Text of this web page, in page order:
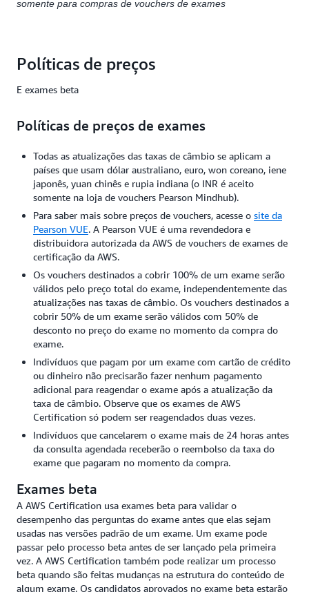
somente para compras de vouchers de exames
Políticas de preços
E exames beta
Políticas de preços de exames
Todas as atualizações das taxas de câmbio se aplicam a
países que usam dólar australiano, euro, won coreano, iene
japonês, yuan chinês e rupia indiana (o INR é aceito
somente na loja de vouchers Pearson Mindhub).
Para saber mais sobre preços de vouchers, acesse o site da
Pearson VUE. A Pearson VUE é uma revendedora e
distribuidora autorizada da AWS de vouchers de exames de
certificação da AWS.
Os vouchers destinados a cobrir 100% de um exame serão
válidos pelo preço total do exame, independentemente das
atualizações nas taxas de câmbio. Os vouchers destinados a
cobrir 50% de um exame serão válidos com 50% de
desconto no preço do exame no momento da compra do
exame.
Indivíduos que pagam por um exame com cartão de crédito
ou dinheiro não precisarão fazer nenhum pagamento
adicional para reagendar o exame após a atualização da
taxa de câmbio. Observe que os exames de AWS
Certification só podem ser reagendados duas vezes.
Indivíduos que cancelarem o exame mais de 24 horas antes
da consulta agendada receberão o reembolso da taxa do
exame que pagaram no momento da compra.
Exames beta
A AWS Certification usa exames beta para validar o
desempenho das perguntas do exame antes que elas sejam
usadas nas versões padrão de um exame. Um exame pode
passar pelo processo beta antes de ser lançado pela primeira
vez. A AWS Certification também pode realizar um processo
beta quando são feitas mudanças na estrutura do conteúdo de
algum exame. Os candidatos aprovados no exame beta estarão